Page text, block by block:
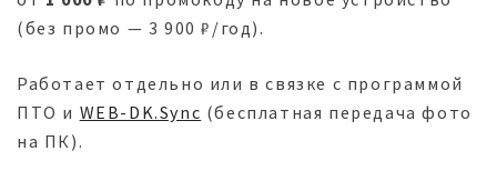
(без промо — 3 900 ₽/год).
Работает отдельно или в связке с программой
ПТО и WEB-DK.Sync (бесплатная передача фото
на ПК).